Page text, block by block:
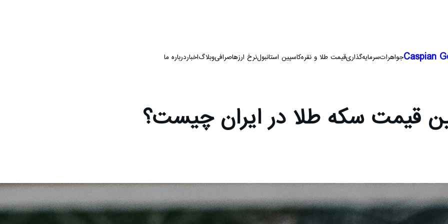
Caspianجواهراتسرمایه‌گذاریقیمت طلا و نقرهکاسپین استانبولنرخ ارزهاصرافیوبلاگاخباردرباره ما
قیمت سکه طلا در ایران چیست؟